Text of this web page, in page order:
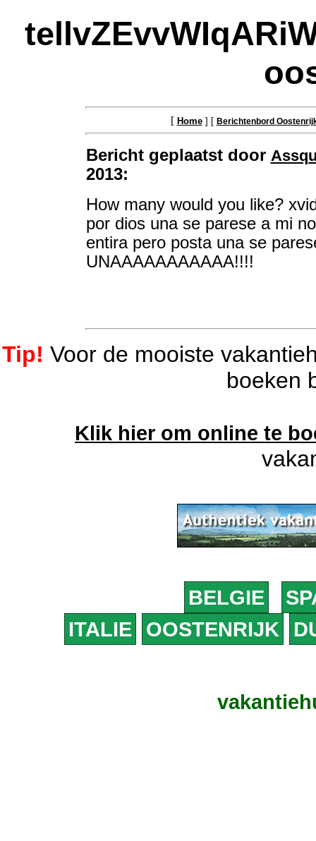
[ Home] [ Berichtenbord
Bericht geplaatst door
2013:
How many would you like?
por dios una se parese a mi
entira pero posta una se
UNAAAAAAAAAAA!!!!
Tip! Voor de mooiste
boeken
Klik hier om online te
BELGIE
ITALIE
OOSTENRIJK